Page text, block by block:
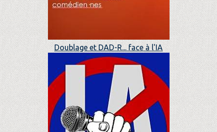
Doublage et DAD-R... face à l'IA